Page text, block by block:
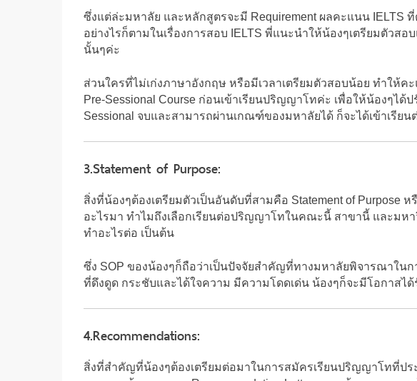
ซึ่งแต่ล่ะมหาลัย และหลักสูตรจะมี Requirement ผลคะแนน
อย่างไรก็ตามในเรื่องการสอบ IELTS พี่แนะนำให้น้องๆเตรียมตัวส
นั้นๆค่ะ
ส่วนใครที่ไม่เก่งภาษาอังกฤษ หรือมีเวลาเตรียมตัวสอบน้อย ทำให้
Pre-Sessional Course ก่อนเข้าเรียนปริญญาโทค่ะ เพื่อให้น้องๆไ
Sessional จบและสามารถผ่านเกณฑ์ของมหาลัยได้ ก็จะได้เข้าเรีย
3.Statement of Purpose:
สิ่งที่น้องๆต้องเตรียมตัวเป็นอันดับที่สามคือ Statement of Purpose
อะไรมา ทำไมถึงเลือกเรียนต่อปริญญาโทในคณะนี้ สาขานี้ และมห
ทำอะไรต่อ เป็นต้น
ซึ่ง SOP ของน้องๆก็ถือว่าเป็นปัจจัยสำคัญที่ทางมหาลัยพิจารณาใน
ที่ดึงดูด กระชับและได้ใจความ มีความโดดเด่น น้องๆก็จะมีโอกาส
4.Recommendations:
สิ่งที่สำคัญที่น้องๆต้องเตรียมต่อมาในการสมัครเรียนปริญญาโทที่ปร